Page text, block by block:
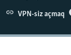
İNFOQRAFIKA
AZƏRBAYCAN
MISSIYAMIZ
BIZI IZLƏ
VPN-siz açmaq